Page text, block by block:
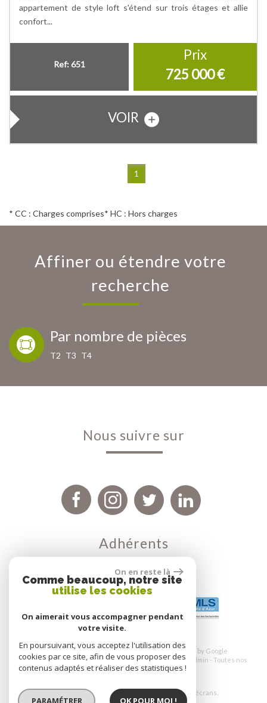
appartement de style loft s'étend sur trois étages et allie
confort...
Ref: 651
Prix
725 000€
VOIR
1
* CC : Charges comprises* HC : Hors charges
Affiner ou étendre votre
recherche
Par nombre de pièces
T2 T3 T4
Nous suivre sur
Adhérents
© 2026 | Tous droits réservés | Traduction powered by Google
Plan du site- Mentions légales Nos honoraires-Liens- Admin - Toutes nos
annonces-Politique RGPD
un seul site adaptable à tous les types d'écrans.
On en reste là
Comme beaucoup, notre site
utilise les cookies
On aimerait vous accompagner pendant
votre visite.
En poursuivant, vous acceptez l'utilisation des
cookies par ce site, afin de vous proposer des
contenus adaptés et réaliser des statistiques !
PARAMÉTRER OK POUR MOI !